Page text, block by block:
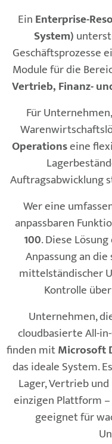
EinEnterprise-
System)
Geschäftsprozesse
Module für die
Vertrieb, Finanz-
Für
Operationseine
Auftragsabwicklung
Wer eine
anpassbaren
100. Diese
Anpassung an
mittelständischer
Kontrolle
Unternehmen,
cloudbasierte All-
finden mitMicrosoft
das ideale System.
Lager, Vertrieb
einzigen Plattform
geeignet für